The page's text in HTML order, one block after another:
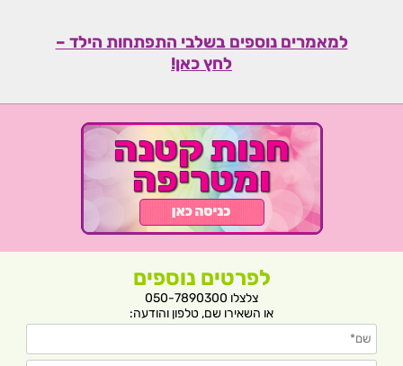
למאמרים נוספים בשלבי התפתחות הילד –
לחץ כאן!
לפרטים נוספים
צלצלו 050-7890300
או השאירו שם, טלפון והודעה: